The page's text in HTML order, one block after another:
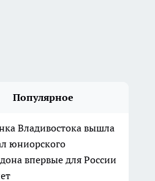
Популярное
Владивостока вышла
юниорского
впервые для России